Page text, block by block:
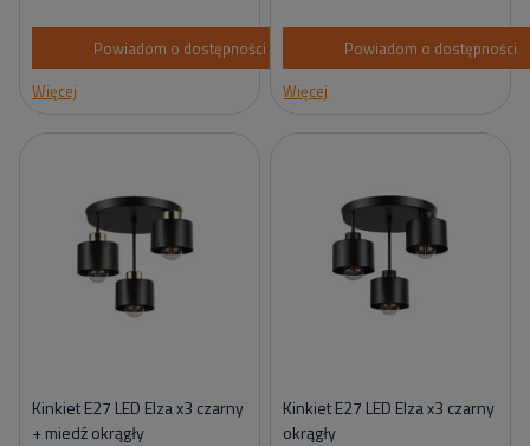
Powiadom o dostępności
Więcej
Powiadom o dostępności
Więcej
Kinkiet E27 LED Elza x3 czarny
+ miedź okrągły
Kinkiet E27 LED Elza x3 czarny
okrągły